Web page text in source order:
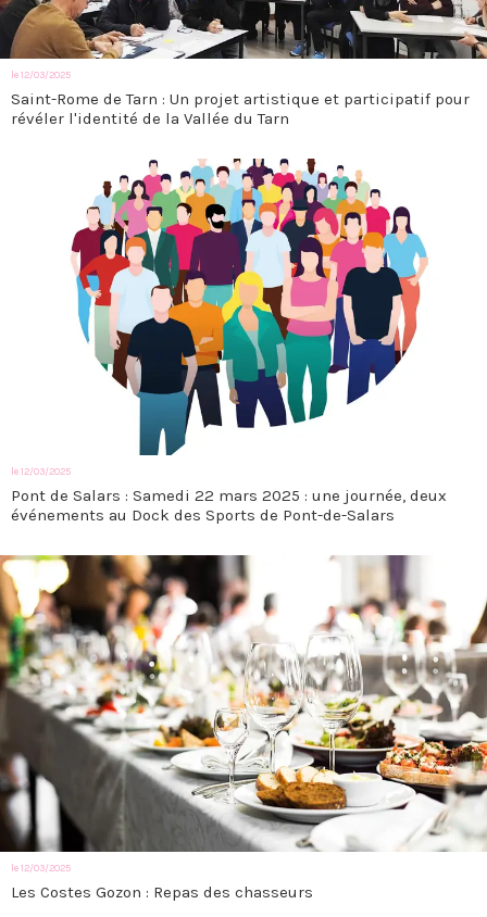
le 12/03/2025
Saint-Rome de Tarn : Un projet artistique et participatif pour
révéler l'identité de la Vallée du Tarn
le 12/03/2025
Pont de Salars : Samedi 22 mars 2025 : une journée, deux
événements au Dock des Sports de Pont-de-Salars
le 12/03/2025
Les Costes Gozon : Repas des chasseurs